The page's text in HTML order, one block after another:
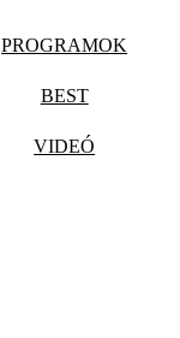
PROGRAMOK
BEST
VIDEÓ